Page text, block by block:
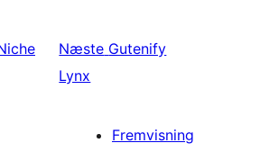
Næste Gutenify
Lynx
Fremvisning